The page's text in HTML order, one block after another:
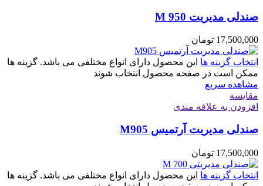
صندلی مدیریت M 950
17,500,000 تومان
انتخاب گزینه ها این محصول دارای انواع مختلفی می باشد. گزینه ها
ممکن است در صفحه محصول انتخاب شوند
مشاهده سریع
مقایسه
افزودن به علاقه مندی
صندلی مدیریت آرتمیس M905
17,500,000 تومان
انتخاب گزینه ها این محصول دارای انواع مختلفی می باشد. گزینه ها